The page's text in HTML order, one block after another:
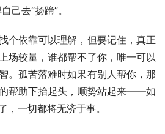
己去“扬蹄”。
个依靠可以理解，但要记住，真正
场较量，谁都帮不了你，唯一可以
。孤苦落难时如果有别人帮你，那
帮助下抬起头，顺势站起来——如
，一切都将无济于事。